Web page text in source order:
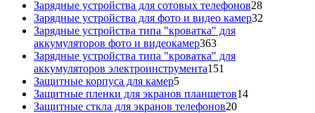
товаров
Зарядные устройства для сотовых телефонов2828
товаров
Зарядные устройства для фото и видео камер32
Зарядные устройства типа "кроватка" для
аккумуляторов фото и видеокамер363363
товара
Зарядные устройства типа "кроватка" для
аккумуляторов электроинструмента151
Защитные корпуса для камер55
товаров
Защитные пленки для экранов планшетов1414
Защитные сткла для экранов телефонов2020